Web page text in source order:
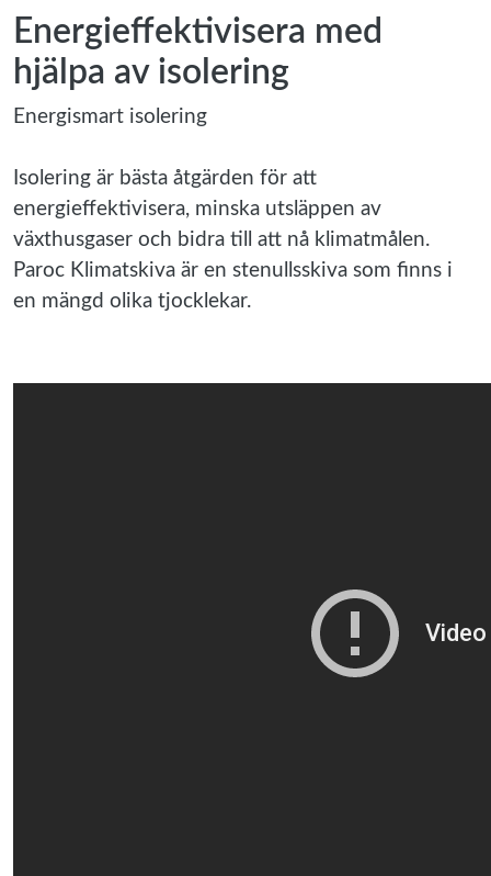
Energieffektivisera med
hjälpa av isolering
Energismart isolering
Isolering är bästa åtgärden för att
energieffektivisera, minska utsläppen av
växthusgaser och bidra till att nå klimatmålen.
Paroc Klimatskiva är en stenullsskiva som finns i
en mängd olika tjocklekar.